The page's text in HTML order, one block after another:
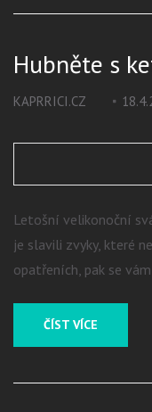
Hubněte s
KAPRRICI.CZ
Letošní velikonoční
je slavili zvyky, které
opatřeních, pak se
ČÍST VÍCE